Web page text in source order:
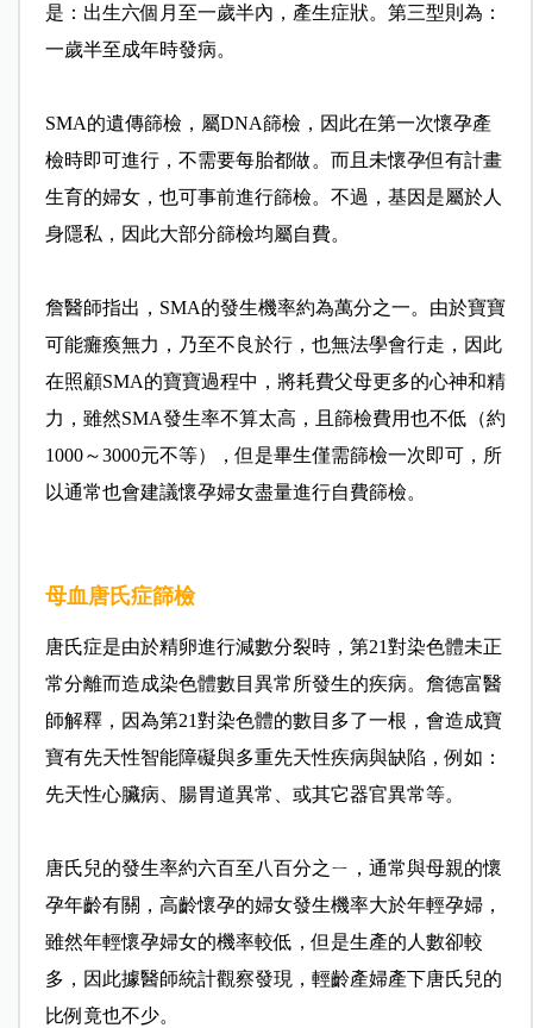
是：出生六個月至一歲半內，產生症狀。第三型則為：
一歲半至成年時發病。
SMA的遺傳篩檢，屬DNA篩檢，因此在第一次懷孕產
檢時即可進行，不需要每胎都做。而且未懷孕但有計畫
生育的婦女，也可事前進行篩檢。不過，基因是屬於人
身隱私，因此大部分篩檢均屬自費。
詹醫師指出，SMA的發生機率約為萬分之一。由於寶寶
可能癱瘓無力，乃至不良於行，也無法學會行走，因此
在照顧SMA的寶寶過程中，將耗費父母更多的心神和精
力，雖然SMA發生率不算太高，且篩檢費用也不低（約
1000～3000元不等），但是畢生僅需篩檢一次即可，所
以通常也會建議懷孕婦女盡量進行自費篩檢。
母血唐氏症篩檢
唐氏症是由於精卵進行減數分裂時，第21對染色體未正
常分離而造成染色體數目異常所發生的疾病。詹德富醫
師解釋，因為第21對染色體的數目多了一根，會造成寶
寶有先天性智能障礙與多重先天性疾病與缺陷，例如：
先天性心臟病、腸胃道異常、或其它器官異常等。
唐氏兒的發生率約六百至八百分之ㄧ，通常與母親的懷
孕年齡有關，高齡懷孕的婦女發生機率大於年輕孕婦，
雖然年輕懷孕婦女的機率較低，但是生產的人數卻較
多，因此據醫師統計觀察發現，輕齡產婦產下唐氏兒的
比例竟也不少。